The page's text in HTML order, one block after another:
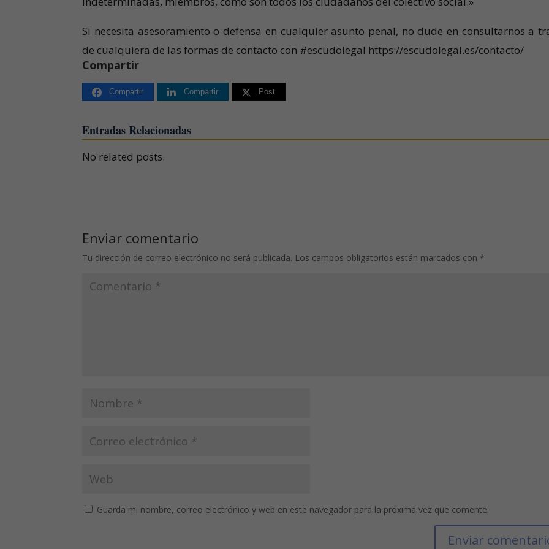
Si necesita asesoramiento o defensa en cualquier asunto penal, no dude en consultarnos a
de cualquiera de las formas de contacto con #escudolegal https://escudolegal.es/contacto/
Compartir
Compartir Compartir Post
Entradas Relacionadas
No related posts.
Enviar comentario
Tu dirección de correo electrónico no será publicada. Los campos obligatorios están marcados con *
Guarda mi nombre, correo electrónico y web en este navegador para la próxima vez que comente.